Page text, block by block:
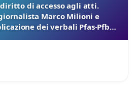
diritto di accesso agli atti.
Marco Milioni e
dei verbali Pfas-Pfba